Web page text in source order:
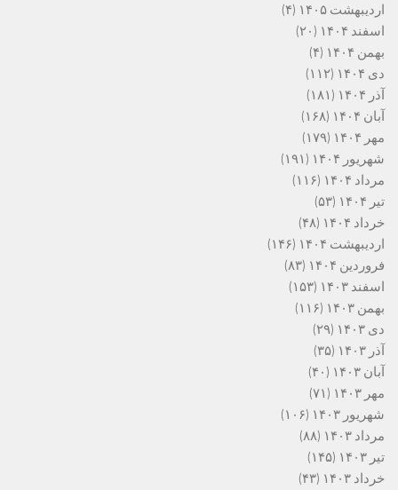
اردیبهشت ۱۴۰۵
(۴)
اسفند ۱۴۰۴
(۲۰)
بهمن ۱۴۰۴
(۴)
دی ۱۴۰۴
(۱۱۲)
آذر ۱۴۰۴
(۱۸۱)
آبان ۱۴۰۴
(۱۶۸)
مهر ۱۴۰۴
(۱۷۹)
شهریور ۱۴۰۴
(۱۹۱)
مرداد ۱۴۰۴
(۱۱۶)
تیر ۱۴۰۴
(۵۳)
خرداد ۱۴۰۴
(۴۸)
اردیبهشت ۱۴۰۴
(۱۴۶)
فروردین ۱۴۰۴
(۸۳)
اسفند ۱۴۰۳
(۱۵۳)
بهمن ۱۴۰۳
(۱۱۶)
دی ۱۴۰۳
(۲۹)
آذر ۱۴۰۳
(۳۵)
آبان ۱۴۰۳
(۴۰)
مهر ۱۴۰۳
(۷۱)
شهریور ۱۴۰۳
(۱۰۶)
مرداد ۱۴۰۳
(۸۸)
تیر ۱۴۰۳
(۱۴۵)
خرداد ۱۴۰۳
(۴۳)